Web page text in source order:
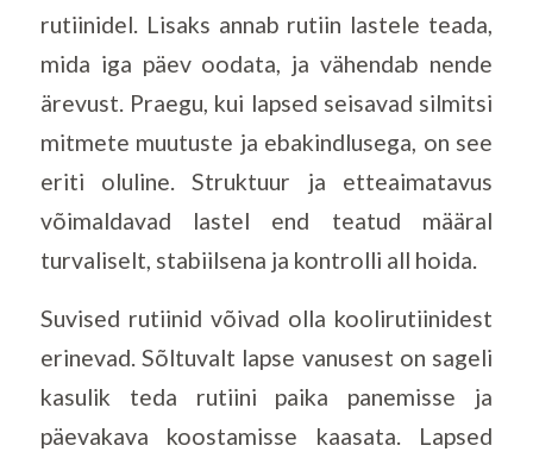
rutiinidel. Lisaks annab rutiin lastele teada,
mida iga päev oodata, ja vähendab nende
ärevust. Praegu, kui lapsed seisavad silmitsi
mitmete muutuste ja ebakindlusega, on see
eriti oluline. Struktuur ja etteaimatavus
võimaldavad lastel end teatud määral
turvaliselt, stabiilsena ja kontrolli all hoida.
Suvised rutiinid võivad olla koolirutiinidest
erinevad. Sõltuvalt lapse vanusest on sageli
kasulik teda rutiini paika panemisse ja
päevakava koostamisse kaasata. Lapsed